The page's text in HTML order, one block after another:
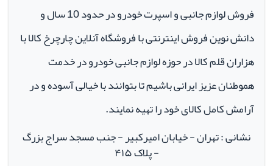
فروش لوازم جانبی و اسپرت خودرو در حدود 10 سال و
دانش نوین فروش اینترنتی با فروشگاه آنلاین چارچرخ کالا با
هزاران قلم کالا در حوزه لوازم جانبی خودرو در خدمت
هموطنان عزیز ایرانی باشیم تا بتوانند با خیالی آسوده و در
آرامش کامل کالای خود را تهیه نمایند.
نشانی : تهران - خیابان امیرکبیر - جنب مسجد سراج بزرگ
- پلاک ۴۱۵